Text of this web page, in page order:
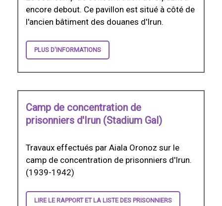
encore debout. Ce pavillon est situé à côté de
l'ancien bâtiment des douanes d'Irun.
PLUS D'INFORMATIONS
Camp de concentration de
prisonniers d'Irun (Stadium Gal)
Travaux effectués par Aiala Oronoz sur le
camp de concentration de prisonniers d'Irun.
(1939-1942)
LIRE LE RAPPORT ET LA LISTE DES PRISONNIERS